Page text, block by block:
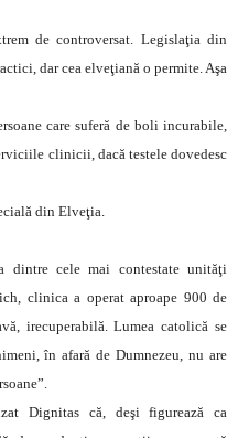
de controversat. Legislaţia din
dar cea elveţiană o permite. Aşa
care suferă de boli incurabile,
clinicii, dacă testele dovedesc
din Elveţia.
dintre cele mai contestate unităţi
clinica a operat aproape 900 de
irecuperabilă. Lumea catolică se
în afară de Dumnezeu, nu are
Dignitas că, deşi figurează ca